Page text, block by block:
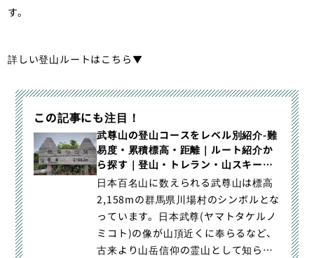
す。
詳しい登山ルートはこちら▼
この記事にも注目！
武尊山の登山コースをレベル別紹介-難
易度・累積標高・距離｜ルート紹介か
ら探す｜登山・トレラン・山スキーマ
ガジン「山旅旅」
日本百名山に数えられる武尊山は標高
2,158mの群馬県川場村のシンボルとな
っています。日本武尊(ヤマトタケルノ
ミコト)の像が山頂近くに奉らるなど、
古来より山岳信仰の霊山として知られ